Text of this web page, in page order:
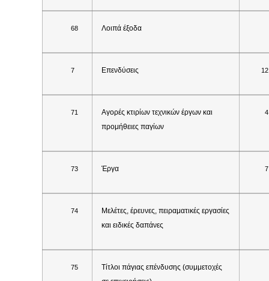
68 Λοιπά έξοδα
7 Επενδύσεις
71
Αγορές κτιρίων τεχνικών έργων και
προμήθειες παγίων
73 Έργα
74
Μελέτες, έρευνες, πειραματικές εργασίες
και ειδικές δαπάνες
75
Τίτλοι πάγιας επένδυσης (συμμετοχές